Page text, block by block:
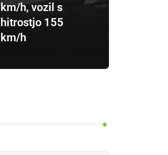
km/h, vozil s
hitrostjo 155
km/h